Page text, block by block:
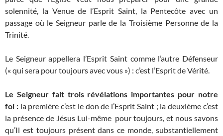
solennité, la Venue de l’Esprit Saint, la Pentecôte avec un
passage où le Seigneur parle de la Troisième Personne de la
Trinité.
Le Seigneur appellera l’Esprit Saint comme l’autre Défenseur
(« qui sera pour toujours avec vous ») : c’est l’Esprit de Vérité.
Le Seigneur fait trois révélations importantes pour notre
foi :la première c’est le don de l’Esprit Saint ; la deuxième c’est
la présence de Jésus Lui-même pour toujours, et nous savons
qu’Il est toujours présent dans ce monde, substantiellement